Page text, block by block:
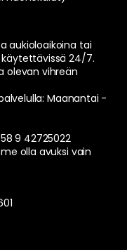
aukioloaikoina tai
24/7.
olevan vihreän
Maanantai -
9 42725022
olla avuksi vain